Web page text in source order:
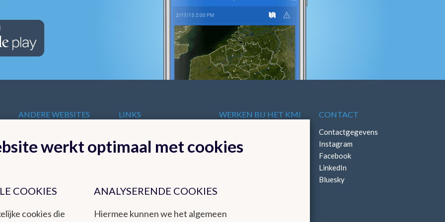
ANDERE WEBSITES
KMI in Dourbes
Radar
Climate Dynamics
LINKS
meteorologische
diensten
Nationale organisaties
Wetenschappelijke
WERKEN BIJ HET KMI
Stages
CONTACT
Contactgegevens
Instagram
Facebook
LinkedIn
Bluesky
werkt optimaal met cookies
COOKIES
cookies die
ANALYSERENDE COOKIES
Hiermee kunnen we het algemeen